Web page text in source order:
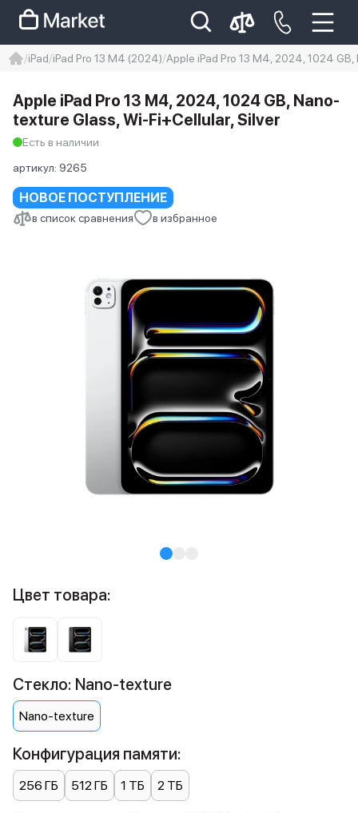
Iphone 14 pro max
айфон 14
iPad iPad Pro 13 M4 (2024) Apple iPad Pro 13 M4, 2024, 1024
НОВОЕ ПОСТУПЛЕНИЕ
в список сравнения в избранное
Apple iPad Pro 13 M4, 2024, 1024 GB, Nano-
texture Glass, Wi-Fi+Cellular, Silver
Есть в наличии
артикул: 9265
Цвет товара:
Стекло: Nano-texture
Nano-texture
Конфигурация памяти:
256 ГБ 512 ГБ 1 ТБ 2 ТБ